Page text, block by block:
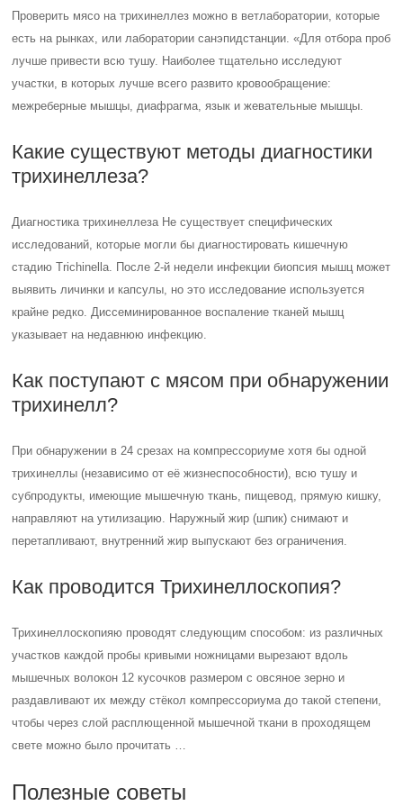
Проверить мясо на трихинеллез можно в ветлаборатории, которые
есть на рынках, или лаборатории санэпидстанции. «Для отбора проб
лучше привести всю тушу. Наиболее тщательно исследуют
участки, в которых лучше всего развито кровообращение:
межреберные мышцы, диафрагма, язык и жевательные мышцы.
Какие существуют методы диагностики
трихинеллеза?
Диагностика трихинеллеза Не существует специфических
исследований, которые могли бы диагностировать кишечную
стадию Trichinella. После 2-й недели инфекции биопсия мышц может
выявить личинки и капсулы, но это исследование используется
крайне редко. Диссеминированное воспаление тканей мышц
указывает на недавнюю инфекцию.
Как поступают с мясом при обнаружении
трихинелл?
При обнаружении в 24 срезах на компрессориуме хотя бы одной
трихинеллы (независимо от её жизнеспособности), всю тушу и
субпродукты, имеющие мышечную ткань, пищевод, прямую кишку,
направляют на утилизацию. Наружный жир (шпик) снимают и
перетапливают, внутренний жир выпускают без ограничения.
Как проводится Трихинеллоскопия?
Трихинеллоскопияю проводят следующим способом: из различных
участков каждой пробы кривыми ножницами вырезают вдоль
мышечных волокон 12 кусочков размером с овсяное зерно и
раздавливают их между стёкол компрессориума до такой степени,
чтобы через слой расплющенной мышечной ткани в проходящем
свете можно было прочитать …
Полезные советы